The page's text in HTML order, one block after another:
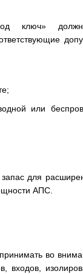
ключ»
или
для
АПС.
во